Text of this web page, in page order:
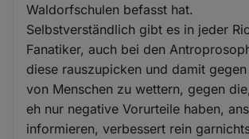
Waldorfschulen befasst hat.
Selbstverständlich gibt es in jeder
Fanatiker, auch bei den
diese rauszupicken und damit
von Menschen zu wettern, gegen
eh nur negative Vorurteile haben,
informieren, verbessert rein